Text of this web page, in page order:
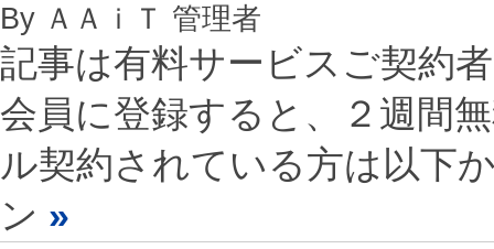
By ＡＡｉＴ 管理者
記事は有料サービスご契約
会員に登録すると、２週間
ル契約されている方は以下
ン »